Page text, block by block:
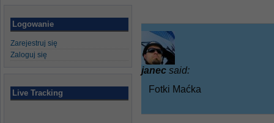
Logowanie
Zarejestruj się
Zaloguj się
Live Tracking
janec said:
Fotki Maćka